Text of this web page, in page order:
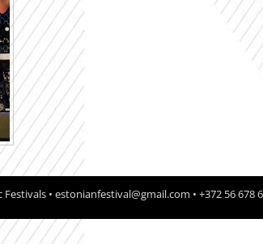
• estonianfestival@gmail.com • +372 56 678